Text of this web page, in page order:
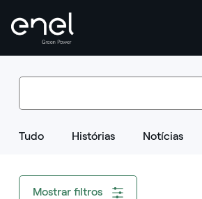
Tudo Histórias Notícias
Mostrar filtros